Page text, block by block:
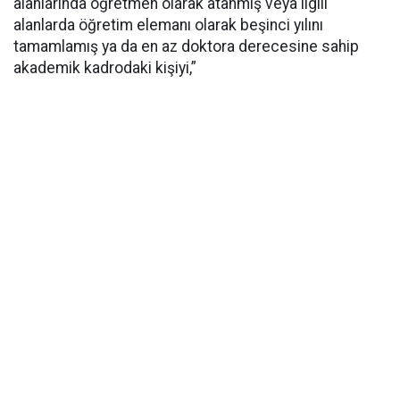
alanlarında öğretmen olarak atanmış veya ilgili
alanlarda öğretim elemanı olarak beşinci yılını
tamamlamış ya da en az doktora derecesine sahip
akademik kadrodaki kişiyi,”